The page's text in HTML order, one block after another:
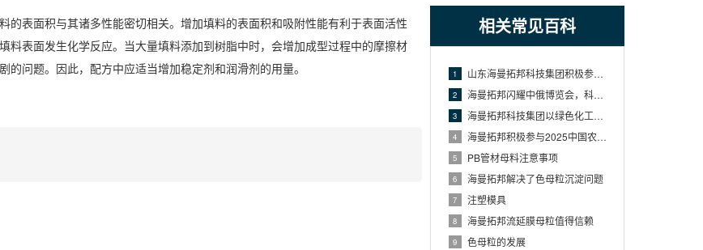
易行”活动的新闻
相关常见百科
1 山东海曼拓邦科技集团积极参与山东省“外事惠企，出国易行”活动的新闻
2 海曼拓邦闪耀中俄博览会，科技赋能谱写“一带一路”鲁俄合作新篇
3 海曼拓邦科技集团以绿色化工产品链动全球市场
4 海曼拓邦积极参与2025中国农膜技术交流会，携手行业共谋绿色发展与技术突破。
5 PB管材母料注意事项
6 海曼拓邦解决了色母粒沉淀问题
7 注塑模具
8 海曼拓邦流延膜母粒值得信赖
9 色母粒的发展
表面积与其诸多性能密切相关。增加填料的表面积和吸附性能有利于表面活性
料表面发生化学反应。当大量填料添加到树脂中时，会增加成型过程中的摩擦材
问题。因此，配方中应适当增加稳定剂和润滑剂的用量。